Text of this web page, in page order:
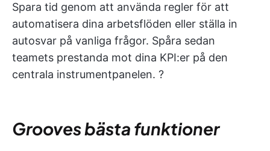
Spara tid genom att använda regler för att
automatisera dina arbetsflöden eller ställa in
autosvar på vanliga frågor. Spåra sedan
teamets prestanda mot dina KPI:er på den
centrala instrumentpanelen. ?
Grooves bästa funktioner